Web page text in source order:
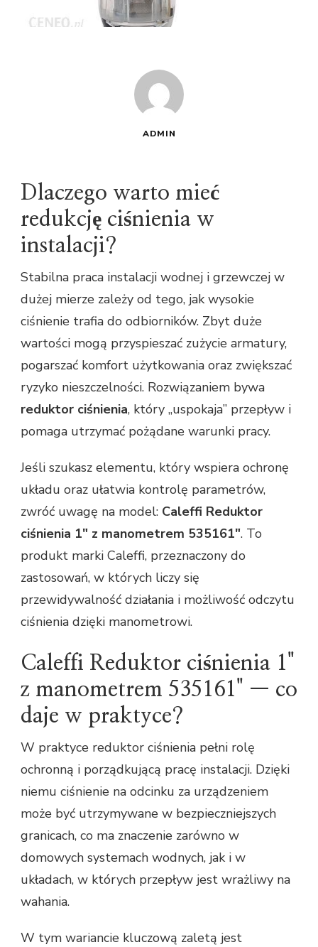
ADMIN
Dlaczego warto mieć
redukcję ciśnienia w
instalacji?
Stabilna praca instalacji wodnej i grzewczej w
dużej mierze zależy od tego, jak wysokie
ciśnienie trafia do odbiorników. Zbyt duże
wartości mogą przyspieszać zużycie armatury,
pogarszać komfort użytkowania oraz zwiększać
ryzyko nieszczelności. Rozwiązaniem bywa
reduktor ciśnienia, który „uspokaja” przepływ i
pomaga utrzymać pożądane warunki pracy.
Jeśli szukasz elementu, który wspiera ochronę
układu oraz ułatwia kontrolę parametrów,
zwróć uwagę na model: Caleffi Reduktor
ciśnienia 1" z manometrem 535161". To
produkt marki Caleffi, przeznaczony do
zastosowań, w których liczy się
przewidywalność działania i możliwość odczytu
ciśnienia dzięki manometrowi.
Caleffi Reduktor ciśnienia 1"
z manometrem 535161" — co
daje w praktyce?
W praktyce reduktor ciśnienia pełni rolę
ochronną i porządkującą pracę instalacji. Dzięki
niemu ciśnienie na odcinku za urządzeniem
może być utrzymywane w bezpieczniejszych
granicach, co ma znaczenie zarówno w
domowych systemach wodnych, jak i w
układach, w których przepływ jest wrażliwy na
wahania.
W tym wariancie kluczową zaletą jest